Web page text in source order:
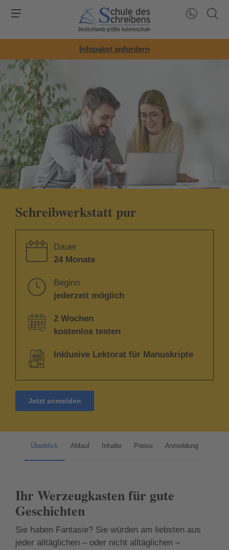
Infopaket anfordern
Schreibwerkstatt pur
Dauer
24 Monate
Beginn
jederzeit möglich
2 Wochen
kostenlos testen
Inklusive Lektorat für Manuskripte
Jetzt anmelden
Überblick Ablauf Inhalte Preise Anmeldung
Ihr Werzeugkasten für gute
Geschichten
Sie haben Fantasie? Sie würden am liebsten aus
jeder alltäglichen – oder nicht alltäglichen –